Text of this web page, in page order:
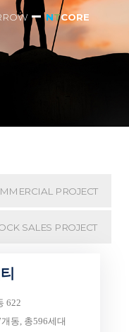
NTCORE
PROJECT
SALES PROJECT
622
동, 총596세대